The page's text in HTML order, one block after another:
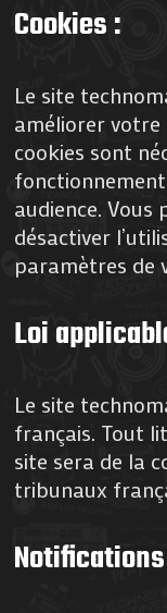
Cookies :
Le site
améliorer votre
cookies sont
audience.
désactiver
paramètres de
Loi
Le site
français. Tout
site sera de la
tribunaux